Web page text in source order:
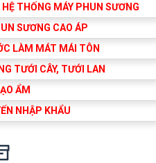
THỐNG MÁY PHUN SƯƠNG
SƯƠNG CAO ÁP
LÀM MÁT MÁI TÔN
TƯỚI CÂY, TƯỚI LAN
ẨM
NHẬP KHẨU